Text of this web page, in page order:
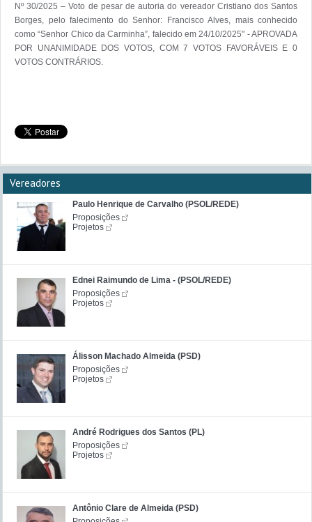
Nº 30/2025 – Voto de pesar de autoria do vereador Cristiano dos Santos
Borges, pelo falecimento do Senhor: Francisco Alves, mais conhecido
como “Senhor Chico da Carminha”, falecido em 24/10/2025" - APROVADA
POR UNANIMIDADE DOS VOTOS, COM 7 VOTOS FAVORÁVEIS E 0
VOTOS CONTRÁRIOS.
Vereadores
Paulo Henrique de Carvalho (PSOL/REDE)
Proposições
Projetos
Ednei Raimundo de Lima - (PSOL/REDE)
Proposições
Projetos
Álisson Machado Almeida (PSD)
Proposições
Projetos
André Rodrigues dos Santos (PL)
Proposições
Projetos
Antônio Clare de Almeida (PSD)